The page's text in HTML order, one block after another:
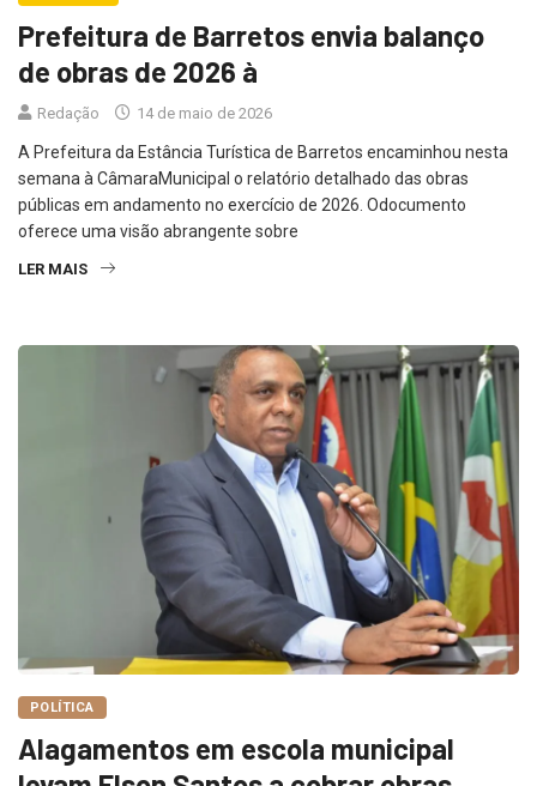
de obras de 2026 à
Redação 14 de maio de 2026
A Prefeitura da Estância Turística de Barretos encaminhou nesta
semana à CâmaraMunicipal o relatório detalhado das obras
públicas em andamento no exercício de 2026. Odocumento
oferece uma visão abrangente sobre
LER MAIS
POLÍTICA
Alagamentos em escola municipal
levam Elson Santos a cobrar obras